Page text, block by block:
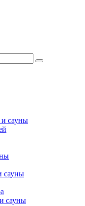
и сауны
сауны
сауны